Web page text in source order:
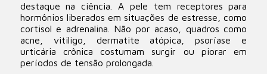
destaque na ciência. A pele tem receptores para
hormônios liberados em situações de estresse, como
cortisol e adrenalina. Não por acaso, quadros como
acne, vitiligo, dermatite atópica, psoríase e
urticária crônica costumam surgir ou piorar em
períodos de tensão prolongada.